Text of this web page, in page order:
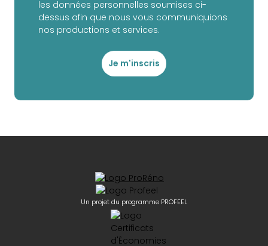
les données personnelles soumises ci-
dessus afin que nous vous communiquions
nos productions et services.
Je m'inscris
Un projet du programme PROFEEL